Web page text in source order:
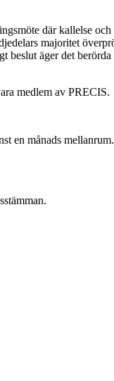
där kallelse
majoritet
äger det
medlem av PRECIS.
en månads